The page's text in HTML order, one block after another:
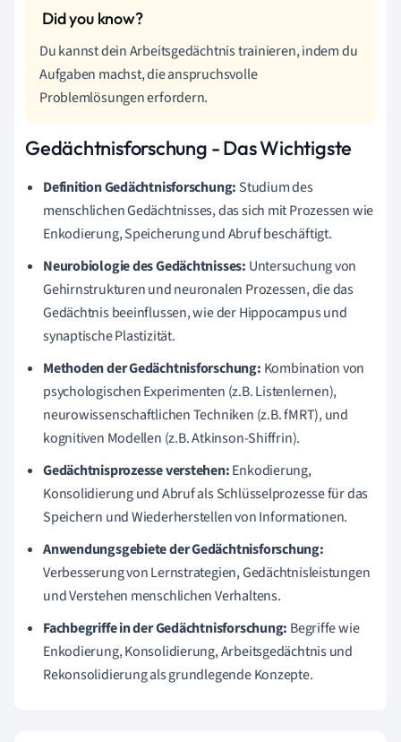
Du kannst dein Arbeitsgedächtnis trainieren, indem du
Aufgaben machst, die anspruchsvolle
Problemlösungen erfordern.
Gedächtnisforschung - Das Wichtigste
Definition Gedächtnisforschung: Studium des
menschlichen Gedächtnisses, das sich mit Prozessen wie
Enkodierung, Speicherung und Abruf beschäftigt.
Neurobiologie des Gedächtnisses: Untersuchung von
Gehirnstrukturen und neuronalen Prozessen, die das
Gedächtnis beeinflussen, wie der Hippocampus und
synaptische Plastizität.
Methoden der Gedächtnisforschung: Kombination von
psychologischen Experimenten (z.B. Listenlernen),
neurowissenschaftlichen Techniken (z.B. fMRT), und
kognitiven Modellen (z.B. Atkinson-Shiffrin).
Gedächtnisprozesse verstehen:Enkodierung,
Konsolidierung und Abruf als Schlüsselprozesse für das
Speichern und Wiederherstellen von Informationen.
Anwendungsgebiete der Gedächtnisforschung:
Verbesserung von Lernstrategien, Gedächtnisleistungen
und Verstehen menschlichen Verhaltens.
Fachbegriffe in der Gedächtnisforschung: Begriffe wie
Enkodierung, Konsolidierung, Arbeitsgedächtnis und
Rekonsolidierung als grundlegende Konzepte.